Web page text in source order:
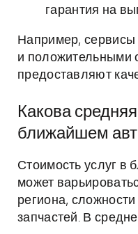
гарантия на
Например, сервисы
и положительными
предоставляют
Какова
ближайшем
Стоимость услуг в
может
региона,
запчастей. В